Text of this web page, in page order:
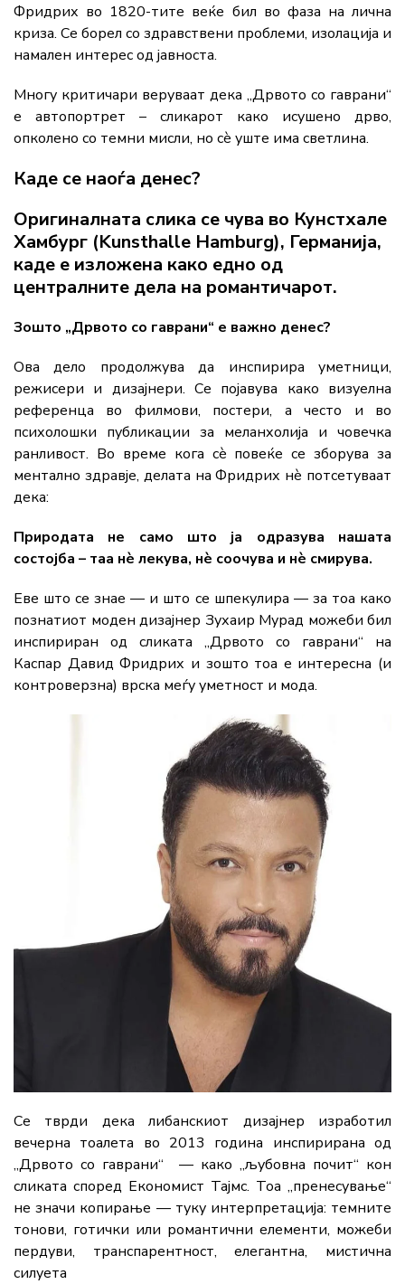
Фридрих во 1820-тите веќе бил во фаза на лична
криза. Се борел со здравствени проблеми, изолација и
намален интерес од јавноста.
Многу критичари веруваат дека „Дрвото со гаврани“
е автопортрет – сликарот како исушено дрво,
опколено со темни мисли, но сè уште има светлина.
Каде се наоѓа денес?
Оригиналната слика се чува во Кунстхале
Хамбург (Kunsthalle Hamburg), Германија,
каде е изложена како едно од
централните дела на романтичарот.
Зошто „Дрвото со гаврани“ е важно денес?
Ова дело продолжува да инспирира уметници,
режисери и дизајнери. Се појавува како визуелна
референца во филмови, постери, а често и во
психолошки публикации за меланхолија и човечка
ранливост. Во време кога сè повеќе се зборува за
ментално здравје, делата на Фридрих нè потсетуваат
дека:
Природата не само што ја одразува нашата
состојба – таа нè лекува, нè соочува и нè смирува.
Еве што се знае — и што се шпекулира — за тоа како
познатиот моден дизајнер Зухаир Мурад можеби бил
инспириран од сликата „Дрвото со гаврани“ на
Каспар Давид Фридрих и зошто тоа е интересна (и
контроверзна) врска меѓу уметност и мода.
Се тврди дека либанскиот дизајнер изработил
вечерна тоалета во 2013 година инспирирана од
„Дрвото со гаврани“ — како „љубовна почит“ кон
сликата според Економист Тајмс. Тоа „пренесување“
не значи копирање — туку интерпретација: темните
тонови, готички или романтични елементи, можеби
пердуви, транспарентност, елегантна, мистична
силуета